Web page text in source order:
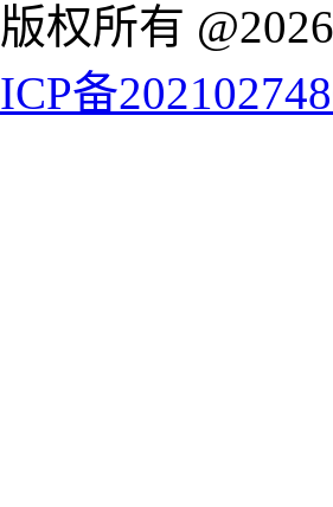
版权所有
ICP备